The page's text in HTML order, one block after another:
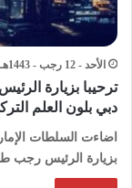
الأحد - 12 رجب - 1443هـ / 13 فبراير - 2022م / 9:18 مساءً
ترحيبا بزيارة
دبي بلون العلم
اضاءت السلطات
بزيارة الرئيس رجب